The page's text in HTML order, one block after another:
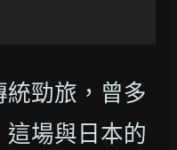
勁旅，曾多
場與日本的